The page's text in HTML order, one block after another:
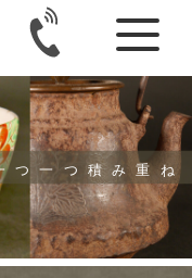
つ一つ積み重ね